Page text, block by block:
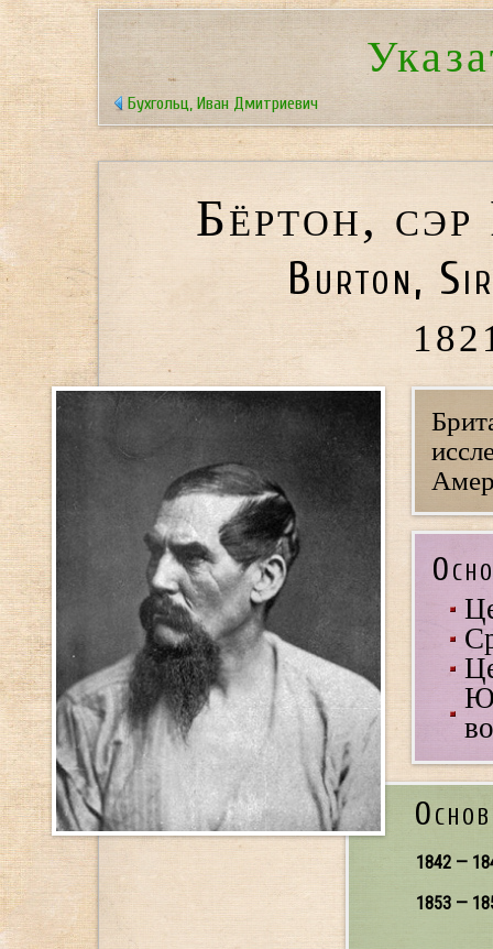
Бухгольц, Иван Дмитриевич
Бёртон,
Burton,
1842 —
1853 —